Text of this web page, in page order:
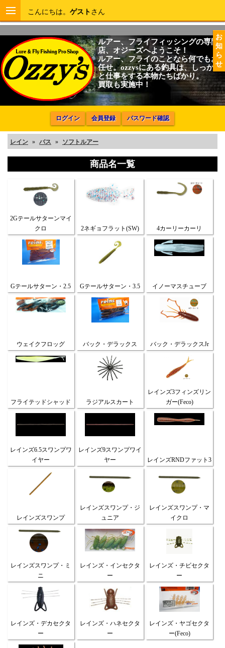
お
知
ら
せ
こんにちは。 ゲスト さん
ルアー、フライフィッシングの専門
店、オジーズへようこそ！
ルアー、フライのことなら何でもお
任せ。ozzysにある釣具は、しっかり
と仕事をする本物たちばかり。
買取も実施中！
ログイン 会員登録 パスワード確認
レイン » バス » ソフトルアー
商品名一覧
2Gテールサターンマイ
クロ
2ネギョフラット(SW) 4カーリーカーリ
Gテールサターン・2.5 Gテールサターン・3.5 イノーマスチューブ
ウェイクフロッグ バック・デラックス バック・デラックスJr
フライテッドシャッド ラジアルスカート
レインズ3フィンズリン
ガー(Feco)
レインズ6.5スワンプワ
イヤー
レインズ9スワンプワイ
ヤー
レインズRNDファット3
レインズスワンプ
レインズスワンプ・ジ
ュニア
レインズスワンプ・マ
イクロ
レインズスワンプ・ミ
ニ
レインズ・インセクタ
ー
レインズ・チビセクタ
ー
レインズ・デカセクタ
ー
レインズ・ハネセクタ
ー
レインズ・ヤゴセクタ
ー(Feco)